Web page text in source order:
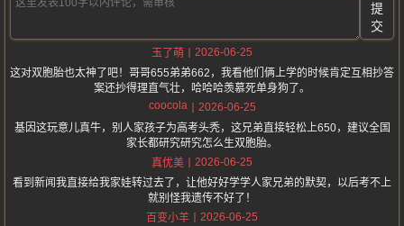
提
交
玉了萌
2026-06-25
这对双胞胎也太神了吧！哥哥655弟弟662，我看他们俩上学的时候肯定互相抄答
案还抄得理直气壮，哈哈哈羡慕死单身狗了。
coocola
2026-06-25
基因这玩意儿真牛，别人家孩子为高考头秃，这兄弟直接轻松上650，建议全国
家长都研究研究怎么生双胞胎。
真优美
2026-06-25
看到新闻我直接给我家娃转过去了，让他好好学学人家兄弟的默契，以后考不上
就别怪我遗传不好了！
百变小羊
2026-06-25